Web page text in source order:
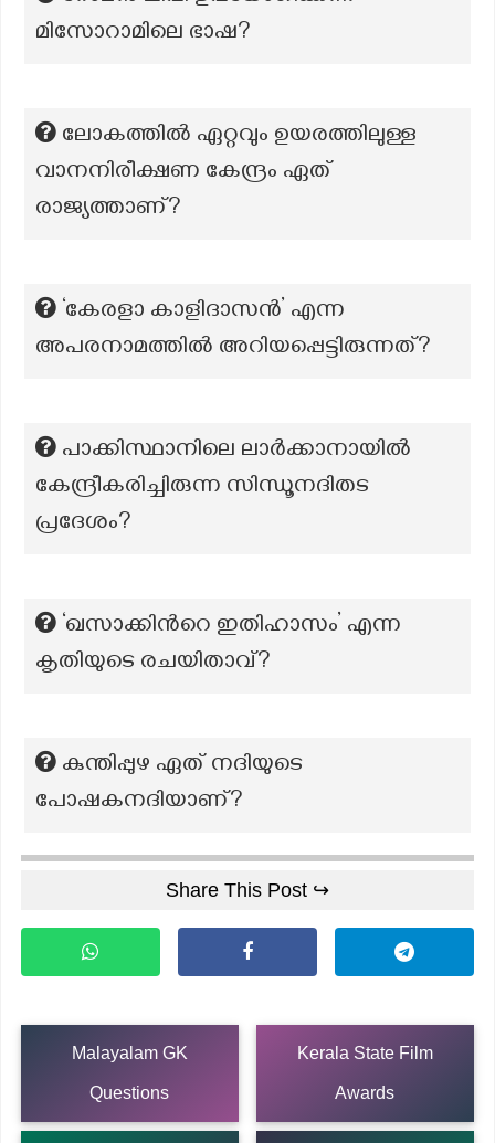
മിസോറാമിലെ ഭാഷ?
ലോകത്തിൽ ഏറ്റവും ഉയരത്തിലുള്ള
വാനനിരീക്ഷണ കേന്ദ്രം ഏത്
രാജ്യത്താണ്?
‘കേരളാ കാളിദാസൻ’ എന്ന
അപരനാമത്തില്‍ അറിയപ്പെട്ടിരുന്നത്?
പാക്കിസ്ഥാനിലെ ലാർക്കാനായിൽ
കേന്ദ്രീകരിച്ചിരുന്ന സിന്ധൂനദിതട
പ്രദേശം?
‘ഖസാക്കിന്‍റെ ഇതിഹാസം’ എന്ന
കൃതിയുടെ രചയിതാവ്?
കുന്തിപ്പുഴ ഏത് നദിയുടെ
പോഷകനദിയാണ്?
Share This Post ↪
Malayalam GK
Questions
Kerala State Film
Awards